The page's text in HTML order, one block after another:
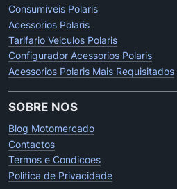
Consumiveis Polaris
Acessorios Polaris
Tarifario Veiculos Polaris
Configurador Acessorios Polaris
Acessorios Polaris Mais Requisitados
SOBRE NOS
Blog Motomercado
Contactos
Termos e Condicoes
Politica de Privacidade